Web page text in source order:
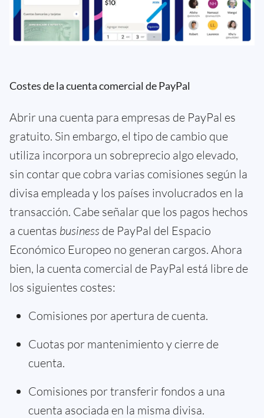
Costes de la cuenta comercial de PayPal
Abrir una cuenta para empresas de PayPal es
gratuito. Sin embargo, el tipo de cambio que
utiliza incorpora un sobreprecio algo elevado,
sin contar que cobra varias comisiones según la
divisa empleada y los países involucrados en la
transacción. Cabe señalar que los pagos hechos
a cuentas business de PayPal del Espacio
Económico Europeo no generan cargos. Ahora
bien, la cuenta comercial de PayPal está libre de
los siguientes costes:
Comisiones por apertura de cuenta.
Cuotas por mantenimiento y cierre de
cuenta.
Comisiones por transferir fondos a una
cuenta asociada en la misma divisa.